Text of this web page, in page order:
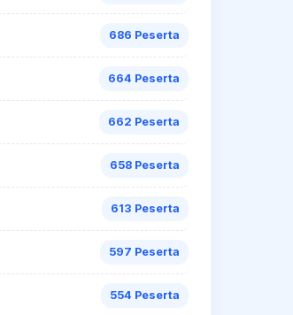
686 Peserta
664 Peserta
662 Peserta
658 Peserta
613 Peserta
597 Peserta
554 Peserta